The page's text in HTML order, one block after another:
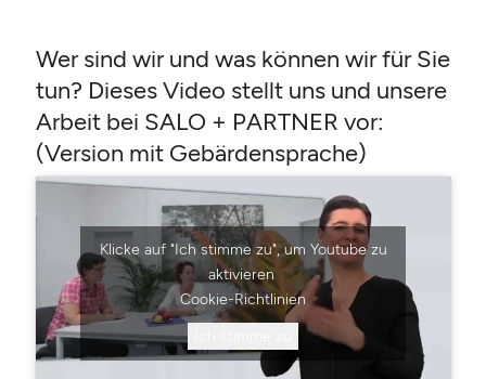
Wer sind wir und was können wir für Sie
tun? Dieses Video stellt uns und unsere
Arbeit bei SALO + PARTNER vor:
(Version mit Gebärdensprache)
Klicke auf "Ich stimme zu", um Youtube zu
aktivieren
Cookie-Richtlinien